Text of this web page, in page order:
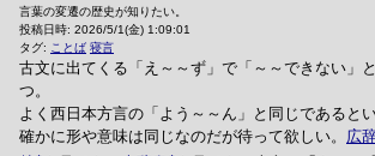
言葉の変遷の歴史が知りたい。
投稿日時: 2026/5/1(金) 1:09:01
タグ: ことば 寝言
古文に出てくる「え～～ず」で「～～できない」
つ。
よく西日本方言の「よう～～ん」と同じであるとい
確かに形や意味は同じなのだが待って欲しい。 広